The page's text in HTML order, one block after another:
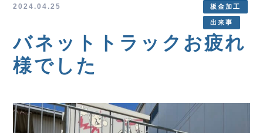
新着情報
TEL.0583-71-1422
2024.04.25 板金加工
出来事
バネットトラックお疲れ
様でした